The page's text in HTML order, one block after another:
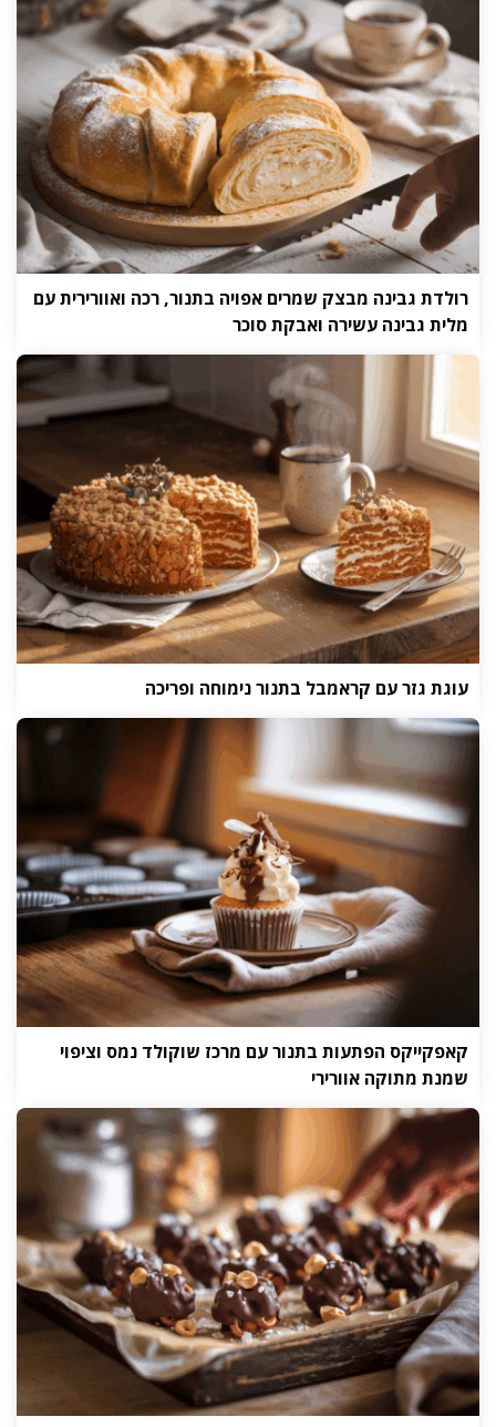
רולדת גבינה מבצק שמרים אפויה בתנור, רכה ואוורירית עם
מלית גבינה עשירה ואבקת סוכר
עוגת גזר עם קראמבל בתנור נימוחה ופריכה
קאפקייקס הפתעות בתנור עם מרכז שוקולד נמס וציפוי
שמנת מתוקה אוורירי